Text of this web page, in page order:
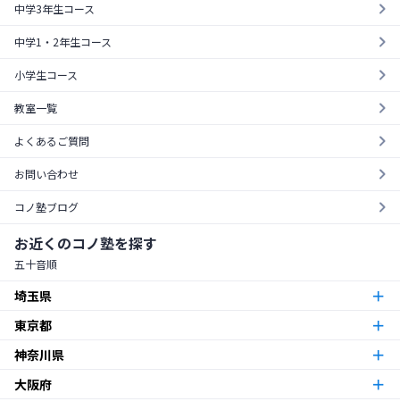
中学3年生コース
中学1・2年生コース
小学生コース
教室一覧
よくあるご質問
お問い合わせ
コノ塾ブログ
お近くのコノ塾を探す
五十音順
埼玉県
朝霞市
越谷市
東京都
東京23区
足立区
神奈川県
厚木市
大阪府